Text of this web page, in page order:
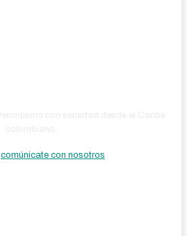
comúnicate con nosotros